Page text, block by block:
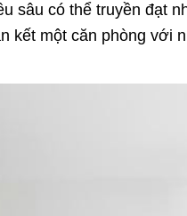
sâu có thể truyền đạt
kết một căn phòng với